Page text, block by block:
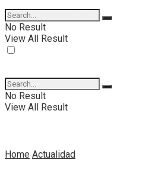
No Result
View All Result
No Result
View All Result
Home Actualidad